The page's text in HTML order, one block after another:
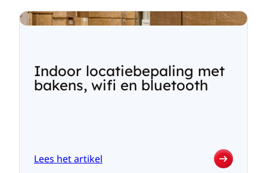
Indoor locatiebepaling met
bakens, wifi en bluetooth
Lees het artikel
: